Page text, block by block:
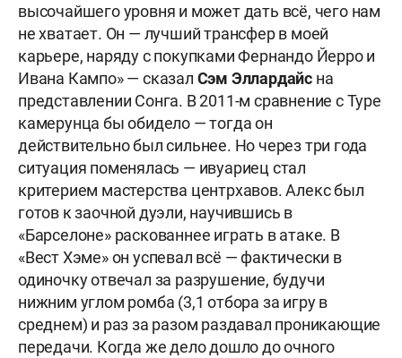
высочайшего уровня и может дать всё, чего нам
не хватает. Он — лучший трансфер в моей
карьере, наряду с покупками Фернандо Йерро и
Ивана Кампо» — сказал Сэм Эллардайс на
представлении Сонга. В 2011-м сравнение с Туре
камерунца бы обидело — тогда он
действительно был сильнее. Но через три года
ситуация поменялась — ивуариец стал
критерием мастерства центрхавов. Алекс был
готов к заочной дуэли, научившись в
«Барселоне» раскованнее играть в атаке. В
«Вест Хэме» он успевал всё — фактически в
одиночку отвечал за разрушение, будучи
нижним углом ромба (3,1 отбора за игру в
среднем) и раз за разом раздавал проникающие
передачи. Когда же дело дошло до очного